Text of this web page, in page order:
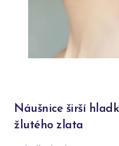
Náušnice širší
žlutého zlata